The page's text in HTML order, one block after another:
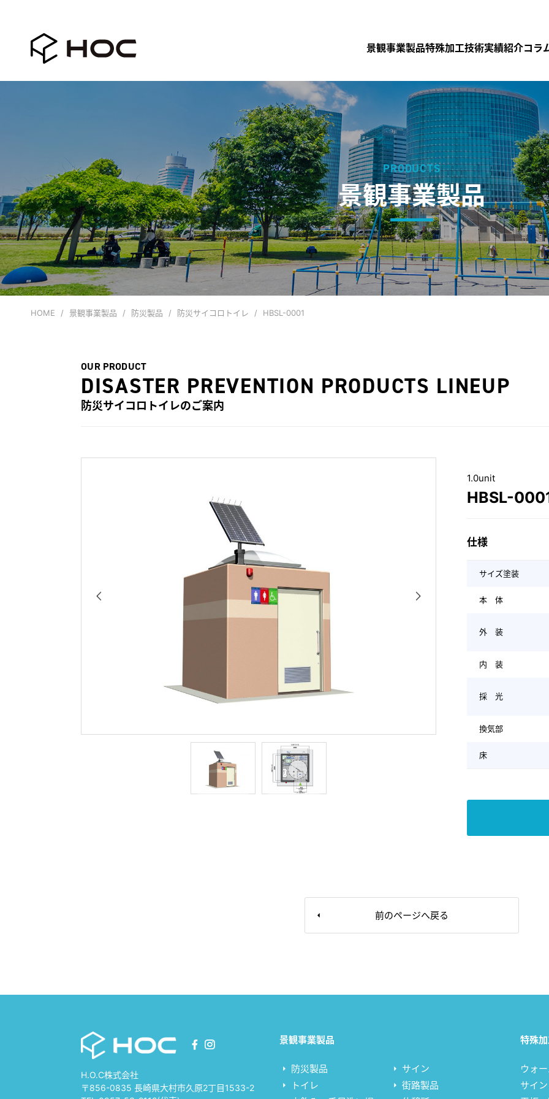
景観事業製品特殊加工技術実績紹介コラ
PRODUCTS
景観事業製品
HOME 景観事業製品 防災製品 防災サイコロトイレ HBSL-0001
OUR PRODUCT
DISASTER PREVENTION PRODUCTS LINEUP
防災サイコロトイレのご案内
1.0unit
HBSL-
仕様
サイズ塗装
本 体
外 装
内 装
採 光
換気部
床
前のページへ戻る
H.O.C株式会社
〒856-0835 長崎県大村市久原2丁目1533-2
景観事業製品
防災製品
トイレ
サイン
街路製品
特殊
ウォ
サイン